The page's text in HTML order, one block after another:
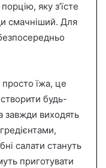
яку з’їсте
смачніший. Для
їжа, це
будь-
завжди виходять
салати стануть
приготувати